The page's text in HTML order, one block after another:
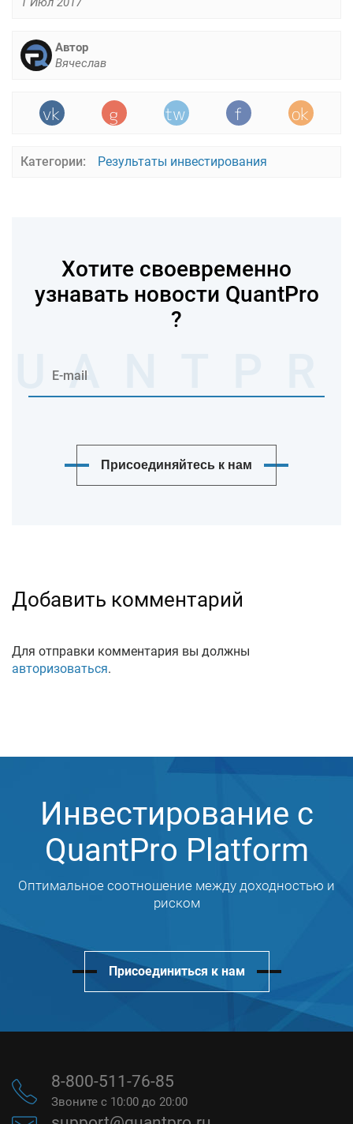
Автор
Вячеслав
Категории: Результаты инвестирования
Хотите своевременно
узнавать новости QuantPro
?
Присоединяйтесь к нам
Добавить комментарий
Для отправки комментария вы должны
авторизоваться.
Инвестирование с
QuantPro Platform
Оптимальное соотношение между доходностью и
риском
Присоединиться к нам
8-800-511-76-85
Звоните с 10:00 до 20:00